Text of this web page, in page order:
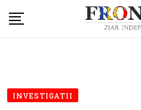
to
INVESTIGATII